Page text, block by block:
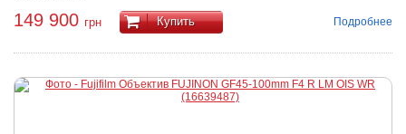
149 900 грн Купить Подробнее